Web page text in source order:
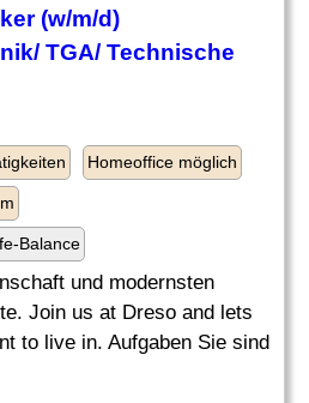
(w/m/d)
/ TGA/ Technische
Homeoffice möglich
Balance
und modernsten
Join us at Dreso and lets
to live in. Aufgaben Sie sind